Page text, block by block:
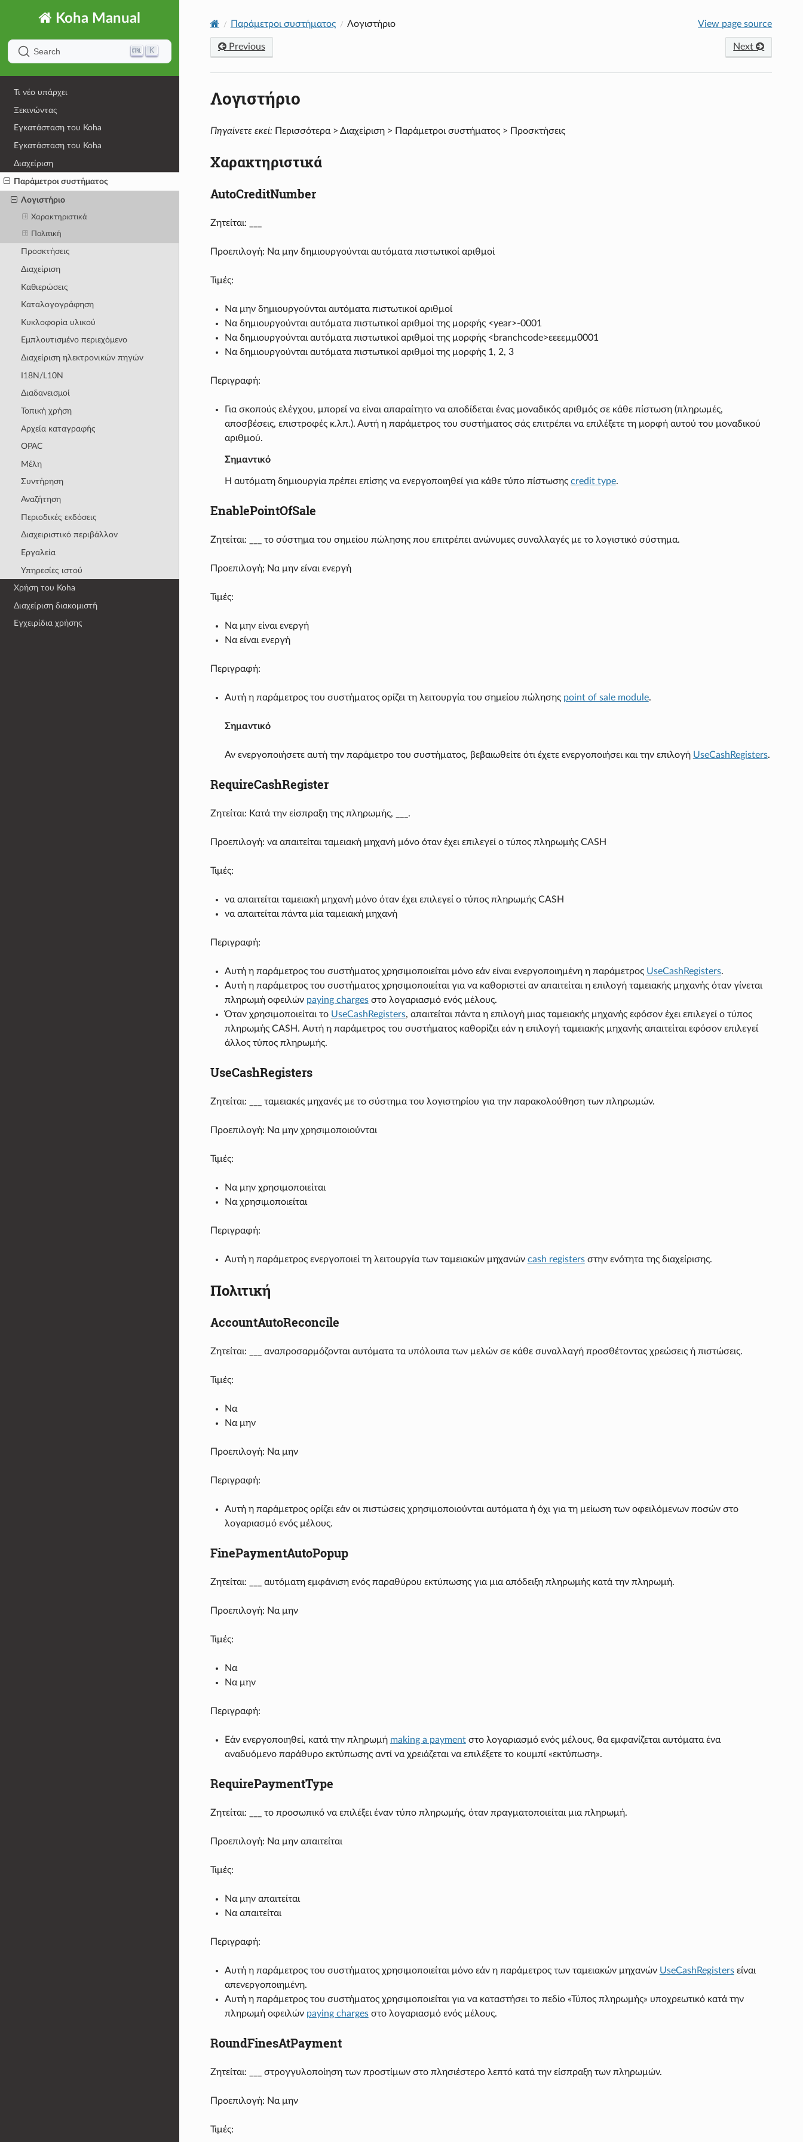
Koha Manual
Search K
Τι νέο υπάρχει
Ξεκινώντας
Εγκατάσταση του Koha
Εγκατάσταση του Koha
Διαχείριση
Παράμετροι συστήματος
Λογιστήριο
Χαρακτηριστικά
Πολιτική
Προσκτήσεις
Διαχείριση
Καθιερώσεις
Καταλογογράφηση
Κυκλοφορία υλικού
Εμπλουτισμένο περιεχόμενο
Διαχείριση ηλεκτρονικών πηγών
I18N/L10N
Διαδανεισμοί
Τοπική χρήση
Αρχεία καταγραφής
OPAC
Μέλη
Συντήρηση
Αναζήτηση
Περιοδικές εκδόσεις
Διαχειριστικό περιβάλλον
Εργαλεία
Υπηρεσίες ιστού
Χρήση του Koha
Διαχείριση διακομιστή
Εγχειρίδια χρήσης
Παράμετροι συστήματος Λογιστήριο View page source
Previous Next
Λογιστήριο
Πηγαίνετε εκεί:Περισσότερα > Διαχείριση > Παράμετροι συστήματος > Προσκτήσεις
Χαρακτηριστικά
AutoCreditNumber
Ζητείται: ___
Προεπιλογή: Να μην δημιουργούνται αυτόματα πιστωτικοί αριθμοί
Τιμές:
Να μην δημιουργούνται αυτόματα πιστωτικοί αριθμοί
Να δημιουργούνται αυτόματα πιστωτικοί αριθμοί της μορφής <year>-0001
Να δημιουργούνται αυτόματα πιστωτικοί αριθμοί της μορφής <branchcode>εεεεμμ0001
Να δημιουργούνται αυτόματα πιστωτικοί αριθμοί της μορφής 1, 2, 3
Περιγραφή:
Για σκοπούς ελέγχου, μπορεί να είναι απαραίτητο να αποδίδεται ένας μοναδικός αριθμός σε κάθε πίστωση (πληρωμές,
αποσβέσεις, επιστροφές κ.λπ.). Αυτή η παράμετρος του συστήματος σάς επιτρέπει να επιλέξετε τη μορφή αυτού του μοναδικού
αριθμού.
Σημαντικό
Η αυτόματη δημιουργία πρέπει επίσης να ενεργοποιηθεί για κάθε τύπο πίστωσης credit type.
EnablePointOfSale
Ζητείται: ___ το σύστημα του σημείου πώλησης που επιτρέπει ανώνυμες συναλλαγές με το λογιστικό σύστημα.
Προεπιλογή; Να μην είναι ενεργή
Τιμές:
Να μην είναι ενεργή
Να είναι ενεργή
Περιγραφή:
Αυτή η παράμετρος του συστήματος ορίζει τη λειτουργία του σημείου πώλησης point of sale module.
Σημαντικό
Αν ενεργοποιήσετε αυτή την παράμετρο του συστήματος, βεβαιωθείτε ότι έχετε ενεργοποιήσει και την επιλογή UseCashRegisters.
RequireCashRegister
Ζητείται: Κατά την είσπραξη της πληρωμής, ___.
Προεπιλογή: να απαιτείται ταμειακή μηχανή μόνο όταν έχει επιλεγεί ο τύπος πληρωμής CASH
Τιμές:
να απαιτείται ταμειακή μηχανή μόνο όταν έχει επιλεγεί ο τύπος πληρωμής CASH
να απαιτείται πάντα μία ταμειακή μηχανή
Περιγραφή:
Αυτή η παράμετρος του συστήματος χρησιμοποιείται μόνο εάν είναι ενεργοποιημένη η παράμετρος UseCashRegisters.
Αυτή η παράμετρος του συστήματος χρησιμοποιείται για να καθοριστεί αν απαιτείται η επιλογή ταμειακής μηχανής όταν γίνεται
πληρωμή οφειλών paying chargesστο λογαριασμό ενός μέλους.
Όταν χρησιμοποιείται το UseCashRegisters, απαιτείται πάντα η επιλογή μιας ταμειακής μηχανής εφόσον έχει επιλεγεί ο τύπος
πληρωμής CASH. Αυτή η παράμετρος του συστήματος καθορίζει εάν η επιλογή ταμειακής μηχανής απαιτείται εφόσον επιλεγεί
άλλος τύπος πληρωμής.
UseCashRegisters
Ζητείται: ___ ταμειακές μηχανές με το σύστημα του λογιστηρίου για την παρακολούθηση των πληρωμών.
Προεπιλογή: Να μην χρησιμοποιούνται
Τιμές:
Να μην χρησιμοποιείται
Να χρησιμοποιείται
Περιγραφή:
Αυτή η παράμετρος ενεργοποιεί τη λειτουργία των ταμειακών μηχανών cash registersστην ενότητα της διαχείρισης.
Πολιτική
AccountAutoReconcile
Ζητείται: ___ αναπροσαρμόζονται αυτόματα τα υπόλοιπα των μελών σε κάθε συναλλαγή προσθέτοντας χρεώσεις ή πιστώσεις.
Τιμές:
Να
Να μην
Προεπιλογή: Να μην
Περιγραφή:
Αυτή η παράμετρος ορίζει εάν οι πιστώσεις χρησιμοποιούνται αυτόματα ή όχι για τη μείωση των οφειλόμενων ποσών στο
λογαριασμό ενός μέλους.
FinePaymentAutoPopup
Ζητείται: ___ αυτόματη εμφάνιση ενός παραθύρου εκτύπωσης για μια απόδειξη πληρωμής κατά την πληρωμή.
Προεπιλογή: Να μην
Τιμές:
Να
Να μην
Περιγραφή:
Εάν ενεργοποιηθεί, κατά την πληρωμή making a paymentστο λογαριασμό ενός μέλους, θα εμφανίζεται αυτόματα ένα
αναδυόμενο παράθυρο εκτύπωσης αντί να χρειάζεται να επιλέξετε το κουμπί «εκτύπωση».
RequirePaymentType
Ζητείται: ___ το προσωπικό να επιλέξει έναν τύπο πληρωμής, όταν πραγματοποιείται μια πληρωμή.
Προεπιλογή: Να μην απαιτείται
Τιμές:
Να μην απαιτείται
Να απαιτείται
Περιγραφή:
Αυτή η παράμετρος του συστήματος χρησιμοποιείται μόνο εάν η παράμετρος των ταμειακών μηχανών UseCashRegistersείναι
απενεργοποιημένη.
Αυτή η παράμετρος του συστήματος χρησιμοποιείται για να καταστήσει το πεδίο «Τύπος πληρωμής» υποχρεωτικό κατά την
πληρωμή οφειλών paying chargesστο λογαριασμό ενός μέλους.
RoundFinesAtPayment
Ζητείται: ___ στρογγυλοποίηση των προστίμων στο πλησιέστερο λεπτό κατά την είσπραξη των πληρωμών.
Προεπιλογή: Να μην
Τιμές: